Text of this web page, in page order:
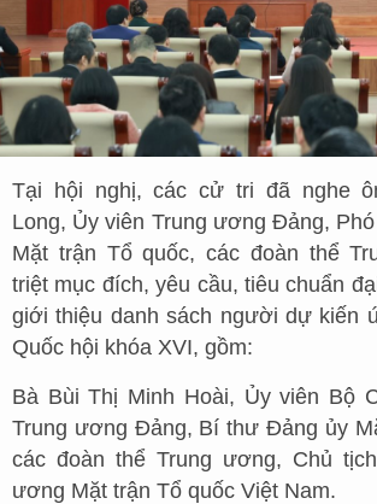
Tại hội nghị, các cử tri đã nghe
Long, Ủy viên Trung ương Đảng,
Mặt trận Tổ quốc, các đoàn thể
triệt mục đích, yêu cầu, tiêu chuẩn
giới thiệu danh sách người dự kiến
Quốc hội khóa XVI, gồm:
Bà Bùi Thị Minh Hoài, Ủy viên Bộ
Trung ương Đảng, Bí thư Đảng ủy
các đoàn thể Trung ương, Chủ
ương Mặt trận Tổ quốc Việt Nam.